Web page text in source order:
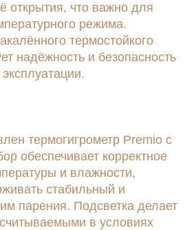
открытия, что важно для
режима.
термостойкого
надёжность и безопасность
термогигрометр Premio с
обеспечивает корректное
и влажности,
стабильный и
парения. Подсветка делает
в условиях
ARTPLAY.